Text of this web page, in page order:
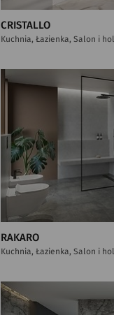
CRISTALLO
Kuchnia, Łazienka, Salon i hol
RAKARO
Kuchnia, Łazienka, Salon i hol